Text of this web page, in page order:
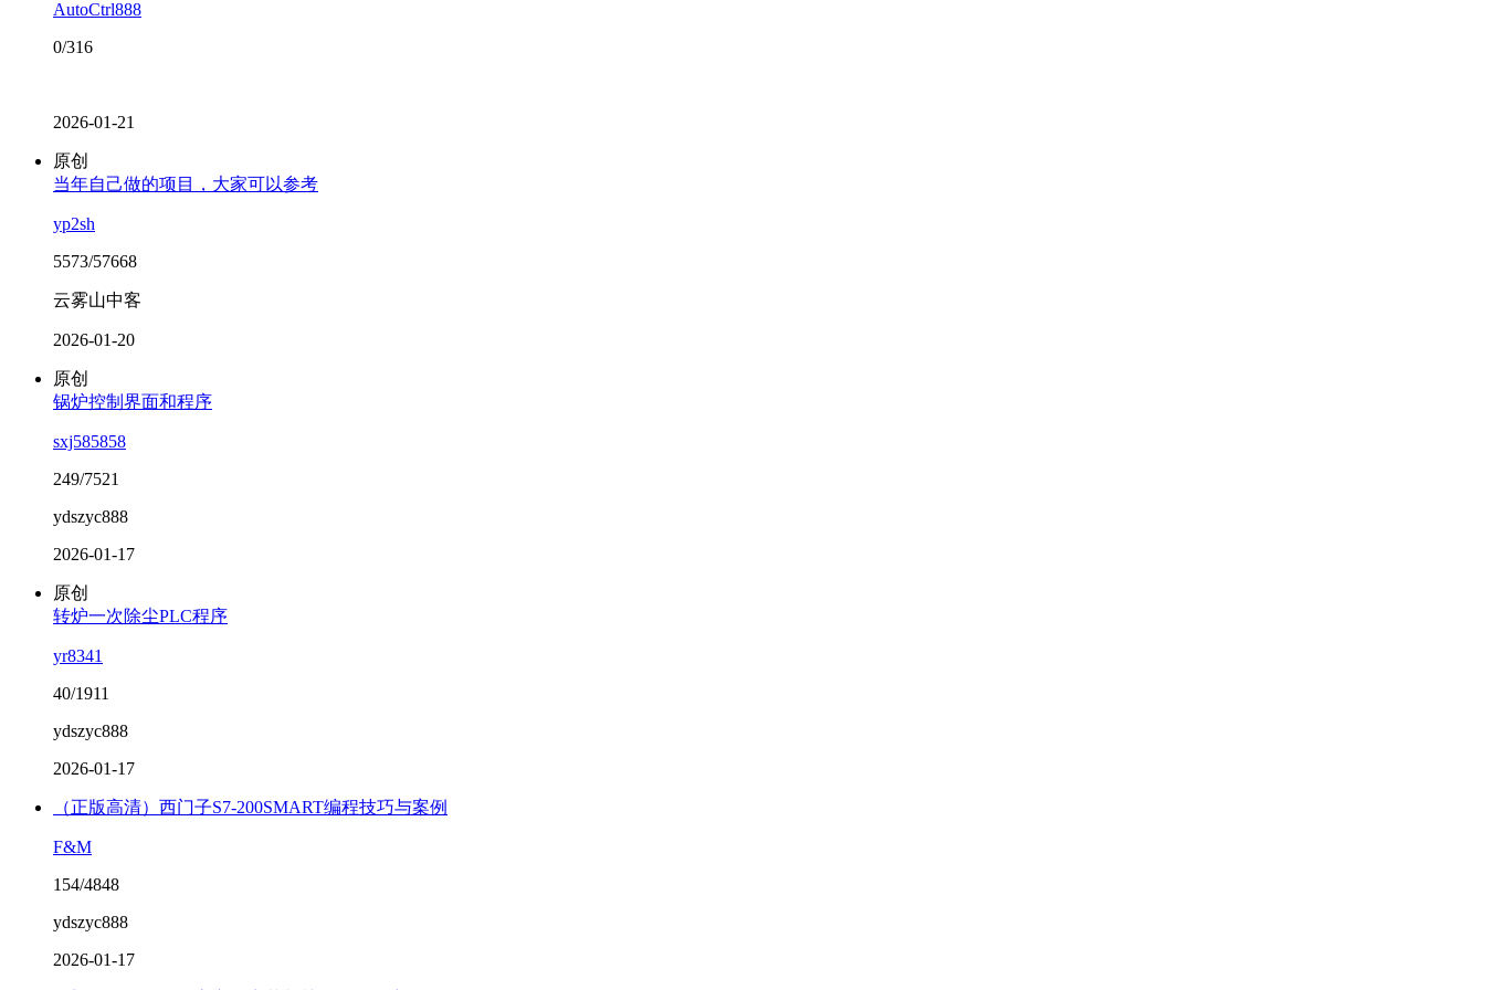
AutoCtrl888
0/316
2026-01-21
原创
当年自己做的项目，大家可以参考
yp2sh
5573/57668
云雾山中客
2026-01-20
原创
锅炉控制界面和程序
sxj585858
249/7521
ydszyc888
2026-01-17
原创
转炉一次除尘PLC程序
yr8341
40/1911
ydszyc888
2026-01-17
（正版高清）西门子S7-200SMART编程技巧与案例
F&M
154/4848
ydszyc888
2026-01-17